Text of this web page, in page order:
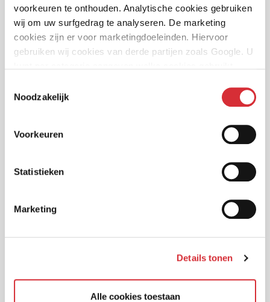
voorkeuren te onthouden. Analytische cookies gebruiken
wij om uw surfgedrag te analyseren. De marketing
cookies zijn er voor marketingdoeleinden. Hiervoor
gebruiken wij cookies van derde partijen zoals Google. U
Noodzakelijk
Voorkeuren
Statistieken
Marketing
Details tonen
Alle cookies toestaan
Collega’s Ansvar en Turien & Co. planten bomen
tijdens de Trees for All Boomplantdagen
Shared Expertise: we zien onszelf echt als een
Terugkijken Turien Autoshow
schadeherstelbedrijven
ontzorgverzekering van Quantum Leben
Premiemodel autoverzekeringen XL verder
Nieuw: Preventivo nu ook beschikbaar als